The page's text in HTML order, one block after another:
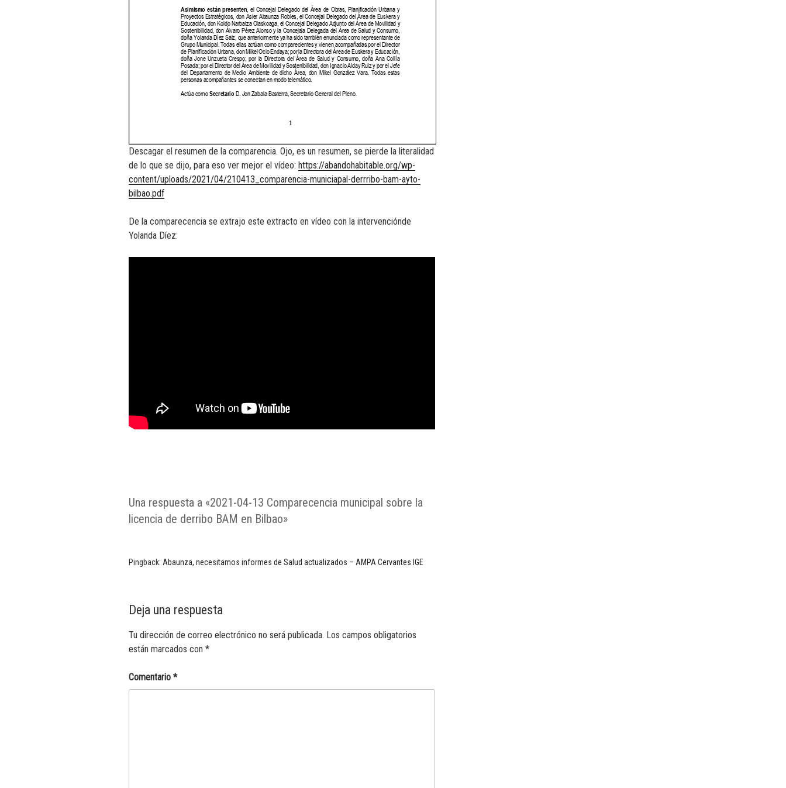
Descagar el resumen de la comparencia. Ojo, es un resumen, se pierde la literalidad
de lo que se dijo, para eso ver mejor el vídeo: https://abandohabitable.org/wp-
content/uploads/2021/04/210413_comparencia-municiapal-derrribo-bam-ayto-
bilbao.pdf
De la comparecencia se extrajo este extracto en vídeo con la intervenciónde
Yolanda Díez:
Una respuesta a «2021-04-13 Comparecencia municipal sobre la
licencia de derribo BAM en Bilbao»
Pingback: Abaunza, necesitamos informes de Salud actualizados – AMPA Cervantes IGE
Deja una respuesta
Tu dirección de correo electrónico no será publicada. Los campos obligatorios
están marcados con *
Comentario *